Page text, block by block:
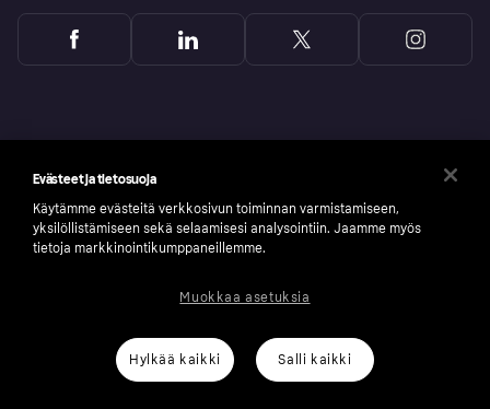
number: 556737-0431
Klarnan evästeselosteKlarna.com
Evästeet ja tietosuoja
Käytämme evästeitä verkkosivun toiminnan varmistamiseen,
yksilöllistämiseen sekä selaamisesi analysointiin. Jaamme myös
tietoja markkinointikumppaneillemme.
Hylkää kaikki Salli kaikki
Muokkaa asetuksia